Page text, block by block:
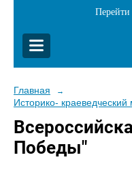
Главная →
Историко-
Победы"